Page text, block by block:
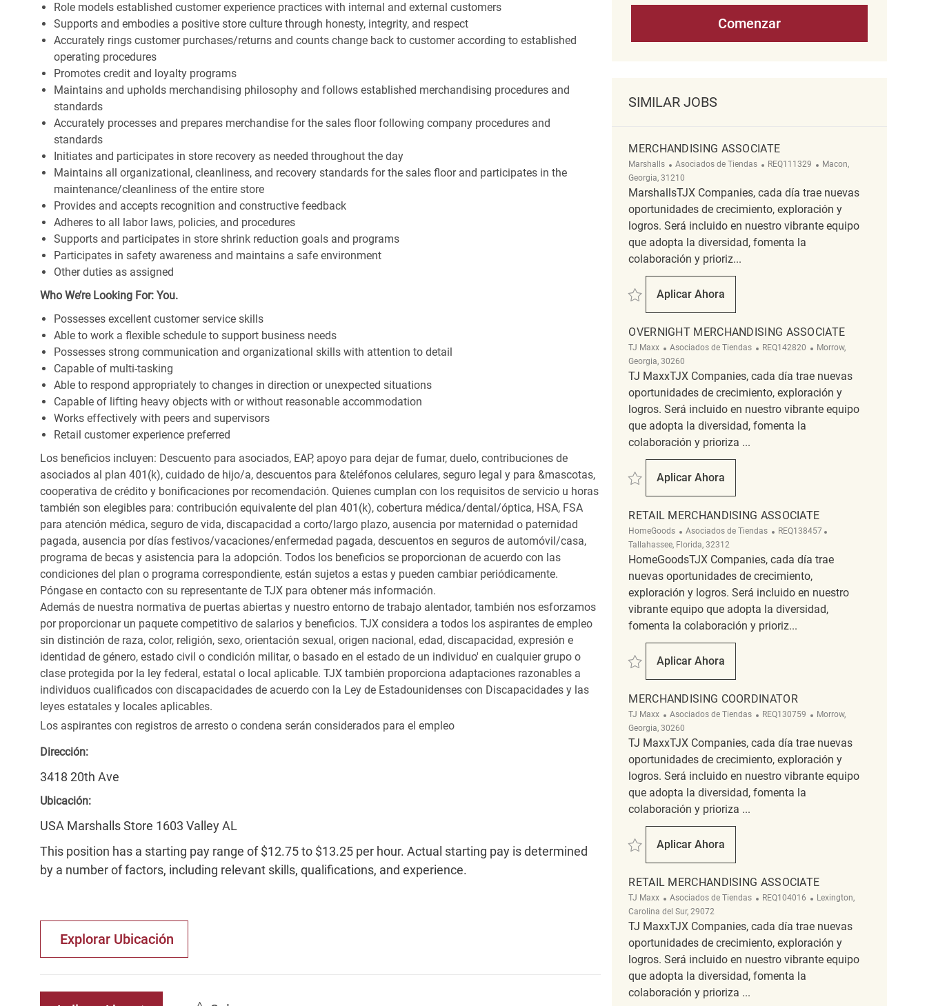
Role models established customer experience practices with internal and external customers
Supports and embodies a positive store culture through honesty, integrity, and respect
Accurately rings customer purchases/returns and counts change back to customer according to established
operating procedures
Promotes credit and loyalty programs
Maintains and upholds merchandising philosophy and follows established merchandising procedures and
standards
Accurately processes and prepares merchandise for the sales floor following company procedures and
standards
Initiates and participates in store recovery as needed throughout the day
Maintains all organizational, cleanliness, and recovery standards for the sales floor and participates in the
maintenance/cleanliness of the entire store
Provides and accepts recognition and constructive feedback
Adheres to all labor laws, policies, and procedures
Supports and participates in store shrink reduction goals and programs
Participates in safety awareness and maintains a safe environment
Other duties as assigned
Who We’re Looking For: You.
Possesses excellent customer service skills
Able to work a flexible schedule to support business needs
Possesses strong communication and organizational skills with attention to detail
Capable of multi-tasking
Able to respond appropriately to changes in direction or unexpected situations
Capable of lifting heavy objects with or without reasonable accommodation
Works effectively with peers and supervisors
Retail customer experience preferred
Los beneficios incluyen: Descuento para asociados, EAP, apoyo para dejar de fumar, duelo, contribuciones de
asociados al plan 401(k), cuidado de hijo/a, descuentos para &teléfonos celulares, seguro legal y para &mascotas,
cooperativa de crédito y bonificaciones por recomendación. Quienes cumplan con los requisitos de servicio u horas
también son elegibles para: contribución equivalente del plan 401(k), cobertura médica/dental/óptica, HSA, FSA
para atención médica, seguro de vida, discapacidad a corto/largo plazo, ausencia por maternidad o paternidad
pagada, ausencia por días festivos/vacaciones/enfermedad pagada, descuentos en seguros de automóvil/casa,
programa de becas y asistencia para la adopción. Todos los beneficios se proporcionan de acuerdo con las
condiciones del plan o programa correspondiente, están sujetos a estas y pueden cambiar periódicamente.
Póngase en contacto con su representante de TJX para obtener más información.
Además de nuestra normativa de puertas abiertas y nuestro entorno de trabajo alentador, también nos esforzamos
por proporcionar un paquete competitivo de salarios y beneficios. TJX considera a todos los aspirantes de empleo
sin distinción de raza, color, religión, sexo, orientación sexual, origen nacional, edad, discapacidad, expresión e
identidad de género, estado civil o condición militar, o basado en el estado de un individuo' en cualquier grupo o
clase protegida por la ley federal, estatal o local aplicable. TJX también proporciona adaptaciones razonables a
individuos cualificados con discapacidades de acuerdo con la Ley de Estadounidenses con Discapacidades y las
leyes estatales y locales aplicables.
Los aspirantes con registros de arresto o condena serán considerados para el empleo
Dirección:
3418 20th Ave
Ubicación:
USA Marshalls Store 1603 Valley AL
This position has a starting pay range of $12.75 to $13.25 per hour. Actual starting pay is determined
by a number of factors, including relevant skills, qualifications, and experience.
Explorar Ubicación
Comenzar
SIMILAR JOBS
MERCHANDISING ASSOCIATE
Marshalls Categoría
Asociados de Tiendas ReqId
REQ111329 Ubicación
Macon,
Georgia, 31210
MarshallsTJX Companies, cada día trae nuevas
oportunidades de crecimiento, exploración y
logros. Será incluido en nuestro vibrante equipo
que adopta la diversidad, fomenta la
colaboración y prioriz...
Salvar Merchandising Associate REQ111329
Aplicar Ahora
Merchandising Associate
OVERNIGHT MERCHANDISING ASSOCIATE
TJ Maxx Categoría
Asociados de Tiendas ReqId
REQ142820 Ubicación
Morrow,
Georgia, 30260
TJ MaxxTJX Companies, cada día trae nuevas
oportunidades de crecimiento, exploración y
logros. Será incluido en nuestro vibrante equipo
que adopta la diversidad, fomenta la
colaboración y prioriza ...
Salvar Overnight Merchandising Associate REQ142820
Aplicar Ahora
Overnight Merchandising Associate
RETAIL MERCHANDISING ASSOCIATE
HomeGoods Categoría
Asociados de Tiendas ReqId
REQ138457
Tallahassee, Florida, 32312
HomeGoodsTJX Companies, cada día trae
nuevas oportunidades de crecimiento,
exploración y logros. Será incluido en nuestro
vibrante equipo que adopta la diversidad,
fomenta la colaboración y prioriz...
Salvar Retail Merchandising Associate REQ138457
Aplicar Ahora
Retail Merchandising Associate
MERCHANDISING COORDINATOR
TJ Maxx Categoría
Asociados de Tiendas ReqId
REQ130759 Ubicación
Morrow,
Georgia, 30260
TJ MaxxTJX Companies, cada día trae nuevas
oportunidades de crecimiento, exploración y
logros. Será incluido en nuestro vibrante equipo
que adopta la diversidad, fomenta la
colaboración y prioriza ...
Salvar Merchandising Coordinator REQ130759
Aplicar Ahora
Merchandising Coordinator
RETAIL MERCHANDISING ASSOCIATE
TJ Maxx Categoría
Asociados de Tiendas ReqId
REQ104016 Ubicación
Lexington,
Carolina del Sur, 29072
TJ MaxxTJX Companies, cada día trae nuevas
oportunidades de crecimiento, exploración y
logros. Será incluido en nuestro vibrante equipo
que adopta la diversidad, fomenta la
colaboración y prioriza ...